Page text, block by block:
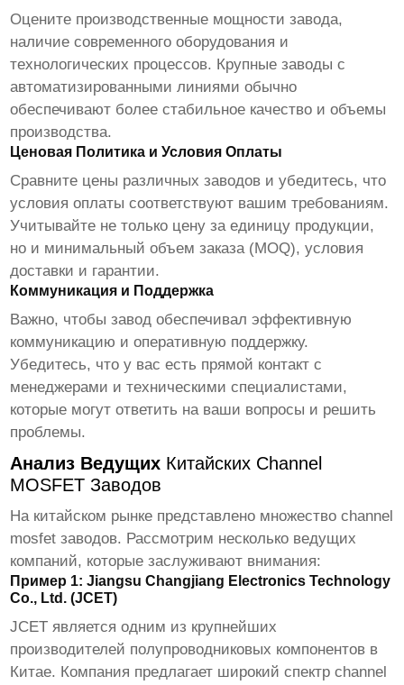
Оцените производственные мощности завода,
наличие современного оборудования и
технологических процессов. Крупные заводы с
автоматизированными линиями обычно
обеспечивают более стабильное качество и объемы
производства.
Ценовая Политика и Условия Оплаты
Сравните цены различных заводов и убедитесь, что
условия оплаты соответствуют вашим требованиям.
Учитывайте не только цену за единицу продукции,
но и минимальный объем заказа (MOQ), условия
доставки и гарантии.
Коммуникация и Поддержка
Важно, чтобы завод обеспечивал эффективную
коммуникацию и оперативную поддержку.
Убедитесь, что у вас есть прямой контакт с
менеджерами и техническими специалистами,
которые могут ответить на ваши вопросы и решить
проблемы.
Анализ Ведущих Китайских Channel
MOSFET Заводов
На китайском рынке представлено множествоchannel
mosfet заводов. Рассмотрим несколько ведущих
компаний, которые заслуживают внимания:
Пример 1: Jiangsu Changjiang Electronics Technology
Co., Ltd. (JCET)
JCET является одним из крупнейших
производителей полупроводниковых компонентов в
Китае. Компания предлагает широкий спектрchannel